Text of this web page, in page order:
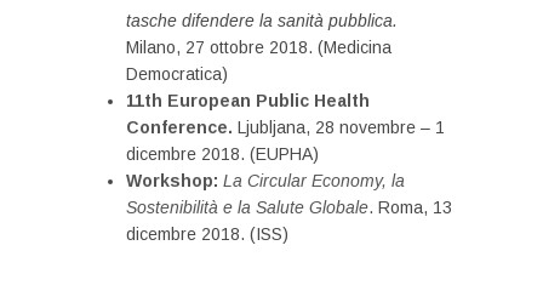
tasche difendere la sanità pubblica.
Milano, 27 ottobre 2018. (Medicina
Democratica)
11th European Public Health
Conference. Ljubljana, 28 novembre – 1
dicembre 2018. (EUPHA)
Workshop: La Circular Economy, la
Sostenibilità e la Salute Globale. Roma, 13
dicembre 2018. (ISS)